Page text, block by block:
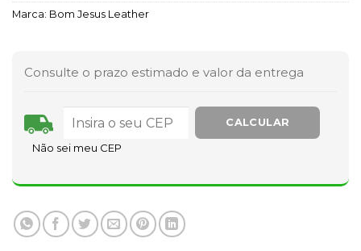
Marca: Bom Jesus Leather
Consulte o prazo estimado e valor da entrega
Não sei meu CEP